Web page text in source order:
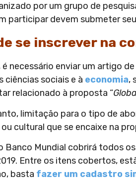
por um grupo de
participar devem submeter
se inscrever na
necessário enviar um artigo
ciências sociais e à economia,
relacionado à proposta “
limitação para o tipo de
cultural que se encaixe na
Banco Mundial cobrirá todos
Entre os itens cobertos,
basta fazer um cadastro